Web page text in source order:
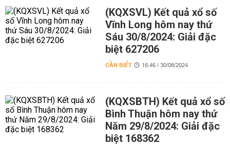
(KQXSVL) Kết quả xổ số
Vĩnh Long hôm nay thứ
Sáu 30/8/2024: Giải đặc
biệt 627206
CẦN BIẾT 16:46 | 30/08/2024
(KQXSBTH) Kết quả xổ số
Bình Thuận hôm nay thứ
Năm 29/8/2024: Giải đặc
biệt 168362